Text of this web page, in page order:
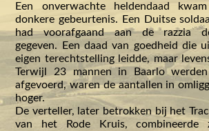
Een onverwachte heldendaad
donkere gebeurtenis. Een Duitse
had voorafgaand aan de razzia
gegeven. Een daad van goedheid die
eigen terechtstelling leidde, maar
Terwijl 23 mannen in Baarlo
afgevoerd, waren de aantallen in
hoger.
De verteller, later betrokken bij het
van het Rode Kruis, combineerde